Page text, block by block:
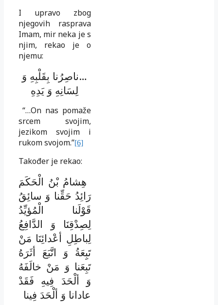
I upravo zbog
njegovih rasprava
Imam, mir neka je s
njim, rekao je o
njemu:
…ناصِرُنا بِقَلْبِهِ وَ
لِسَانِهِ وَ يَدِهِ
“…On nas pomaže
srcem svojim,
jezikom svojim i
rukom svojom.”[6]
Također je rekao:
هِشامُ بْنُ الْحَكَمَ
رَائِدُ حَقِّنا وَ سائِقُ
قَوْلَنا الْمُؤيِّدُ
لِصِدْقِنَا وَ الدَّافِعُ
لِباطِلِ أعْدائِنَا مَنْ
تَبِِعَةُ وَ اتَّبَعَ أثَرَهُ
تَبِعَنا وَ مَنْ خالَفَهُ
وَ ألْحَدَ فِيهِ فَقَدْ
عادانا وَ ألْحَدَ فِينا